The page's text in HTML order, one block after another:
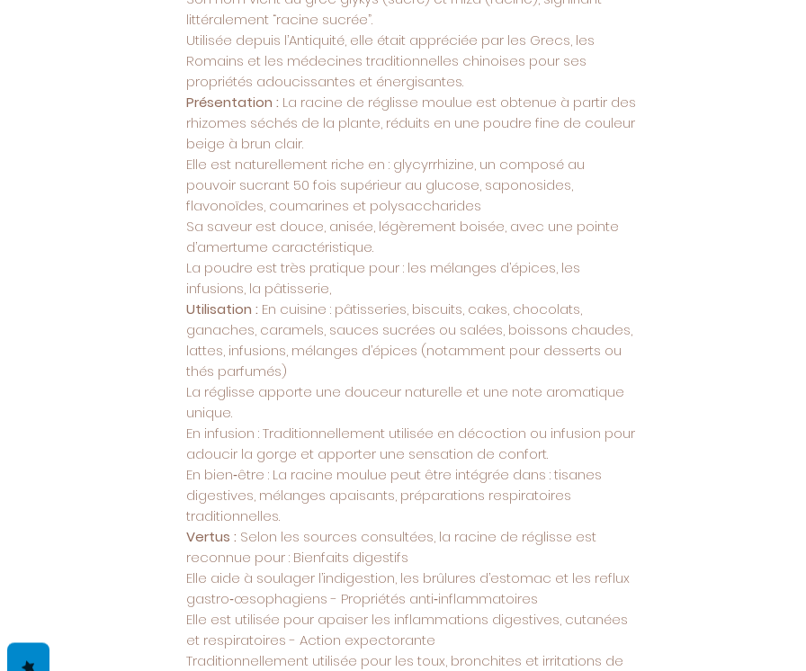
littéralement “racine sucrée”.
Utilisée depuis l’Antiquité, elle était appréciée par les Grecs, les
Romains et les médecines traditionnelles chinoises pour ses
propriétés adoucissantes et énergisantes.
Présentation : La racine de réglisse moulue est obtenue à partir des
rhizomes séchés de la plante, réduits en une poudre fine de couleur
beige à brun clair.
Elle est naturellement riche en : glycyrrhizine, un composé au
pouvoir sucrant 50 fois supérieur au glucose, saponosides,
flavonoïdes, coumarines et polysaccharides
Sa saveur est douce, anisée, légèrement boisée, avec une pointe
d’amertume caractéristique.
La poudre est très pratique pour : les mélanges d’épices, les
infusions, la pâtisserie,
Utilisation : En cuisine : pâtisseries, biscuits, cakes, chocolats,
ganaches, caramels, sauces sucrées ou salées, boissons chaudes,
lattes, infusions, mélanges d’épices (notamment pour desserts ou
thés parfumés)
La réglisse apporte une douceur naturelle et une note aromatique
unique.
En infusion : Traditionnellement utilisée en décoction ou infusion pour
adoucir la gorge et apporter une sensation de confort.
En bien‑être : La racine moulue peut être intégrée dans : tisanes
digestives, mélanges apaisants, préparations respiratoires
traditionnelles.
Vertus : Selon les sources consultées, la racine de réglisse est
reconnue pour : Bienfaits digestifs
Elle aide à soulager l’indigestion, les brûlures d’estomac et les reflux
gastro‑œsophagiens - Propriétés anti‑inflammatoires
Elle est utilisée pour apaiser les inflammations digestives, cutanées
et respiratoires - Action expectorante
Traditionnellement utilisée pour les toux, bronchites et irritations de